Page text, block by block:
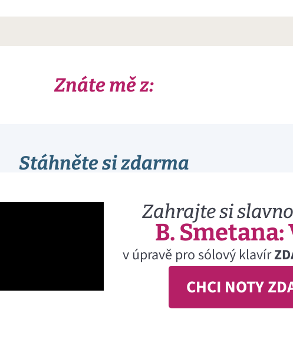
Znáte mě z:
Stáhněte si zdarma
Zahrajte si
B.
v úpravě pro sólový klavír
CHCI NOTY